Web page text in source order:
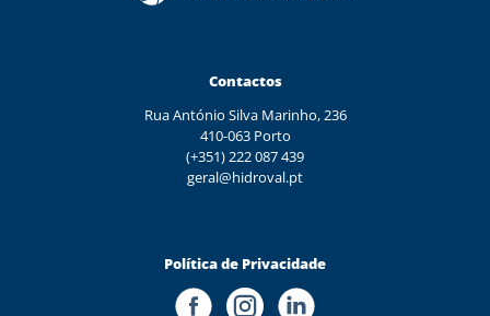
Contactos
Rua António Silva Marinho, 236
410-063 Porto
(+351) 222 087 439
geral@hidroval.pt
Política de Privacidade